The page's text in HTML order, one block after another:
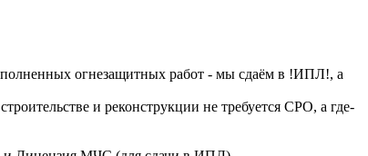
огнезащитных работ - мы сдаём в !ИПЛ!, а
и реконструкции не требуется СРО, а где-